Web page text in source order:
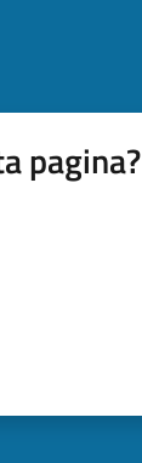
pagina?